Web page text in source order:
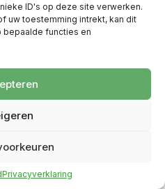
ID's op deze site verwerken.
uw toestemming intrekt, kan dit
bepaalde functies en
Privacyverklaring